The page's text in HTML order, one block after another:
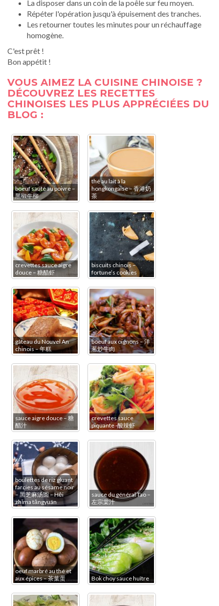
La disposer dans un coin de la poêle sur feu moyen.
Répéter l'opération jusqu'à épuisement des tranches.
Les retourner toutes les minutes pour un réchauffage
homogène.
C'est prêt !
Bon appétit !
VOUS AIMEZ LA CUISINE CHINOISE ?
DÉCOUVREZ LES RECETTES
CHINOISES LES PLUS APPRÉCIÉES DU
BLOG :
boeuf sauté au poivre –
黑椒牛柳
thé au lait à la
hongkongaise – 香港奶
茶
crevettes sauce aigre
douce – 糖醋虾
biscuits chinois –
fortune’s cookies
gâteau du Nouvel An
chinois – 年糕
boeuf aux oignons – 洋
葱炒牛肉
sauce aigre douce – 糖
醋汁
crevettes sauce
piquante -酸辣虾
boulettes de riz gluant
farcies au sésame noir
– 黑芝麻汤圆 – Hēi
zhīma tāngyuán
sauce du général Tao –
左宗棠汁
oeuf marbré au thé et
aux épices – 茶葉蛋
Bok choy sauce huître